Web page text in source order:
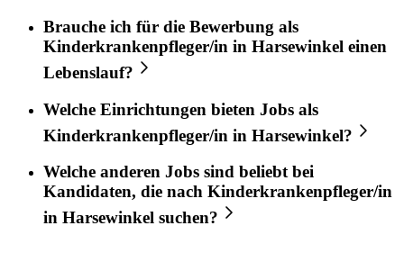
Brauche ich für die Bewerbung als
Kinderkrankenpfleger/in in Harsewinkel einen
Lebenslauf?
Welche Einrichtungen bieten Jobs als
Kinderkrankenpfleger/in in Harsewinkel?
Welche anderen Jobs sind beliebt bei
Kandidaten, die nach Kinderkrankenpfleger/in
in Harsewinkel suchen?